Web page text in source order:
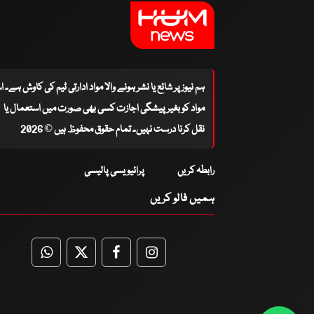
ہم نیوز پر شائع یا نشر ہونے والا مواد ادارتی ٹیم کی کاوش
مواد کو بغیر پیشگی اجازت کسی بھی صورت میں استعمال یا
نقل کرنا درست نہیں۔ تمام حقوق محفوظ ہیں © 2026
رابطہ کریں پرائیویسی پالیسی
ہمیں فالو کریں
WhatsApp
TwitterFacebookFacebook